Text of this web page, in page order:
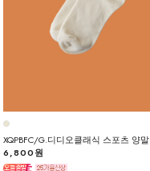
XQPBFC/G.디디오클래식 스포츠 양말
6,800원